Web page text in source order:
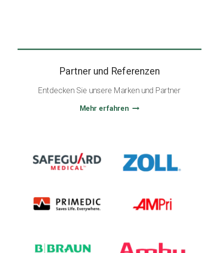
Partner und Referenzen
Entdecken Sie unsere Marken und Partner
Mehr erfahren